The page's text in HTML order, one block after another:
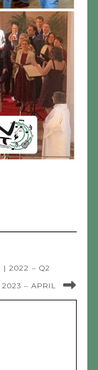
| 2022 – Q2
– APRIL